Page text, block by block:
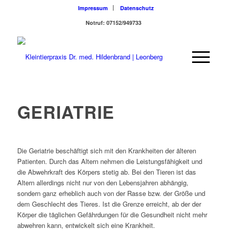
Impressum
Datenschutz
Notruf: 07152/949733
GERIATRIE
Die Geriatrie beschäftigt sich mit den Krankheiten der älteren
Patienten. Durch das Altern nehmen die Leistungsfähigkeit und
die Abwehrkraft des Körpers stetig ab. Bei den Tieren ist das
Altern allerdings nicht nur von den Lebensjahren abhängig,
sondern ganz erheblich auch von der Rasse bzw. der Größe und
dem Geschlecht des Tieres. Ist die Grenze erreicht, ab der der
Körper die täglichen Gefährdungen für die Gesundheit nicht mehr
abwehren kann, entwickelt sich eine Krankheit.